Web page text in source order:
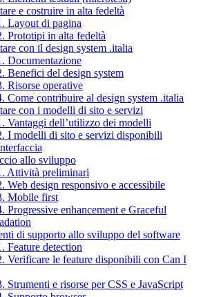
e costruire in alta fedeltà
Layout di pagina
Prototipi in alta fedeltà
con il design system .italia
Documentazione
Benefici del design system
Risorse operative
Come contribuire al design system .italia
con i modelli di sito e servizi
Vantaggi dell’utilizzo dei modelli
I modelli di sito e servizi disponibili
allo sviluppo
Attività preliminari
Web design responsivo e accessibile
Mobile first
Progressive enhancement e Graceful
di supporto allo sviluppo del software
Feature detection
Verificare le feature disponibili con Can I
Strumenti e risorse per CSS e JavaScript